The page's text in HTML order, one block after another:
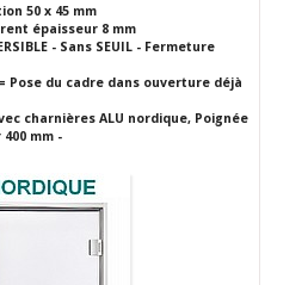
50 x 45 mm
épaisseur 8 mm
- Sans SEUIL - Fermeture
Pose du cadre dans ouverture déjà
charnières ALU nordique, Poignée
mm -